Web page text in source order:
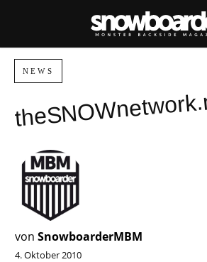
NEWS
von SnowboarderMBM
4. Oktober 2010